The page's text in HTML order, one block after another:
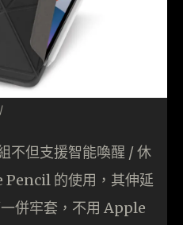
不但支援智能喚醒 / 休
Pencil 的使用，其伸延
併牢套，不用 Apple